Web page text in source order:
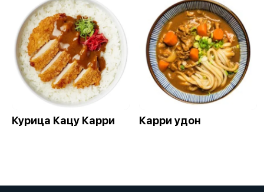
Курица Кацу Карри Карри удон